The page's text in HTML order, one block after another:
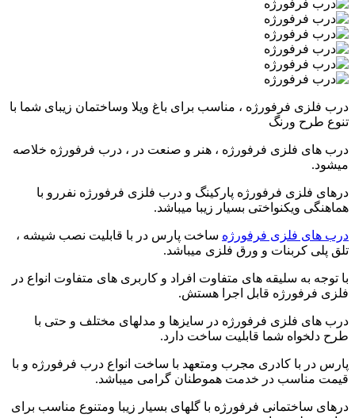
درب فلزی فرفورژه ، مناسب برای باغ ویلا وساختمان زیبای شما با
تنوع طرح ورنگ
درب های فلزی فرفورژه ، هنر و صنعت در ، درب فرفورژه خلاصه
میشود.
درهای فلزی فرفورژه پارکینگ و درب فلزی فرفورژه نفررو با
هماهنگی ویکنواختی بسیار زیبا میباشد.
درب های فلزی فرفورژه ساخت پارس در با قابلیت نصب شیشه ،
تلق پلی کربنات و ورق فلزی میباشد.
با توجه به سلیقه های متفاوت افراد و کاربری های متفاوت انواع در
فلزی فرفورژه قابل اجرا هستش.
درب های فلزی فرفورژه در سایزها و مدلهای مختلف و حتی با
طرح دلخواه شما قابلیت ساخت دارد.
پارس در با کادری مجرب ومتعهد با ساخت انواع درب فرفورژه و با
قیمت مناسب در خدمت هموطنان گرامی میباشد.
درهای ساختمانی فرفورژه با گلهای بسیار زیبا ومتنوع مناسب برای